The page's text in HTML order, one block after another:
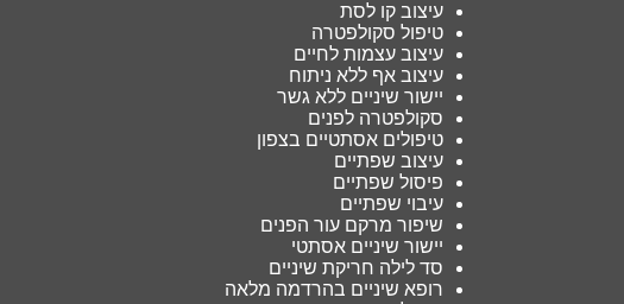
עיצוב קו לסת
טיפול סקולפטרה
עיצוב עצמות לחיים
עיצוב אף ללא ניתוח
יישור שיניים ללא גשר
סקולפטרה לפנים
טיפולים אסתטיים בצפון
עיצוב שפתיים
פיסול שפתיים
עיבוי שפתיים
שיפור מרקם עור הפנים
יישור שיניים אסתטי
סד לילה חריקת שיניים
רופא שיניים בהרדמה מלאה